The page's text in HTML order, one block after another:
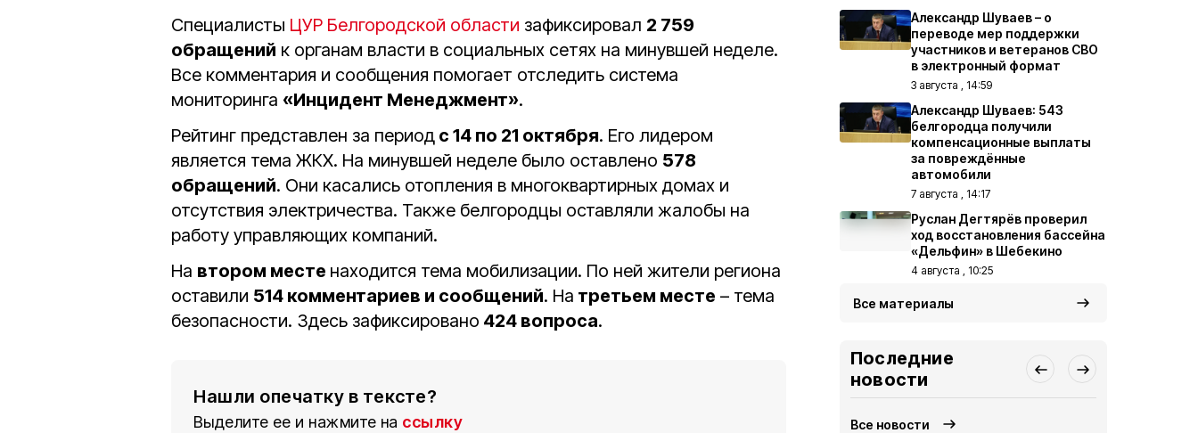
Специалисты ЦУР Белгородской области зафиксировал 2 759
обращений к органам власти в социальных сетях на минувшей неделе.
Все комментария и сообщения помогает отследить система
мониторинга «Инцидент Менеджмент».
Рейтинг представлен за период с 14 по 21 октября. Его лидером
является тема ЖКХ. На минувшей неделе было оставлено 578
обращений. Они касались отопления в многоквартирных домах и
отсутствия электричества. Также белгородцы оставляли жалобы на
работу управляющих компаний.
На втором месте находится тема мобилизации. По ней жители региона
оставили 514 комментариев и сообщений. На третьем месте – тема
безопасности. Здесь зафиксировано 424 вопроса.
Нашли опечатку в тексте?
Выделите ее и нажмите на ссылку
Александр Шуваев – о
переводе мер поддержки
участников и ветеранов СВО
в электронный формат
3 августа , 14:59
Александр Шуваев: 543
белгородца получили
компенсационные выплаты
за повреждённые
автомобили
7 августа , 14:17
Руслан Дегтярёв проверил
ход восстановления бассейна
«Дельфин» в Шебекино
4 августа , 10:25
Все материалы
Последние
новости
Все новости